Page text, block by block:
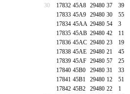
30
17832 45A8 29480 37 39
17833 45A9 29480 30 55
17834 45AA 29480 54 3
17835 45AB 29480 42 11
17836 45AC 29480 23 19
17838 45AE 29480 21 45
17839 45AF 29480 57 25
17840 45B0 29480 31 33
17841 45B1 29480 12 51
17842 45B2 29480 22 1